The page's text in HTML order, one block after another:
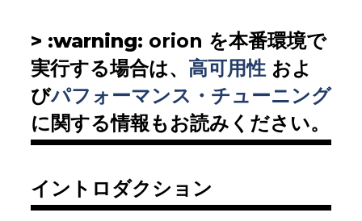
> :warning: orion を本番環境で
実行する場合は、 高可用性およ
びパフォーマンス・チューニング
に関する情報もお読みください。
イントロダクション